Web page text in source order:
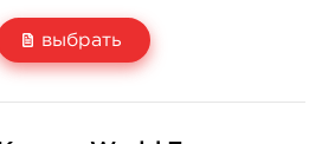
выбрать